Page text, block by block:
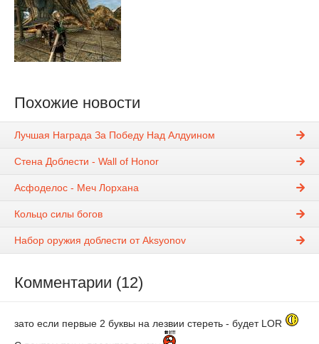
Похожие новости
Лучшая Награда За Победу Над Алдуином
Стена Доблести - Wall of Honor
Асфоделос - Меч Лорхана
Кольцо силы богов
Набор оружия доблести от Aksyonov
Комментарии (12)
зато если первые 2 буквы на лезвии стереть - будет LOR